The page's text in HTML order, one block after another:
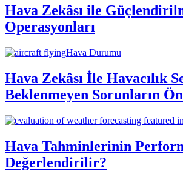
Hava Zekâsı ile
Operasyonları
Hava Durumu
Hava Zekâsı İle Havacılık
Beklenmeyen Sorunların
Hava Tahminlerinin
Değerlendirilir?